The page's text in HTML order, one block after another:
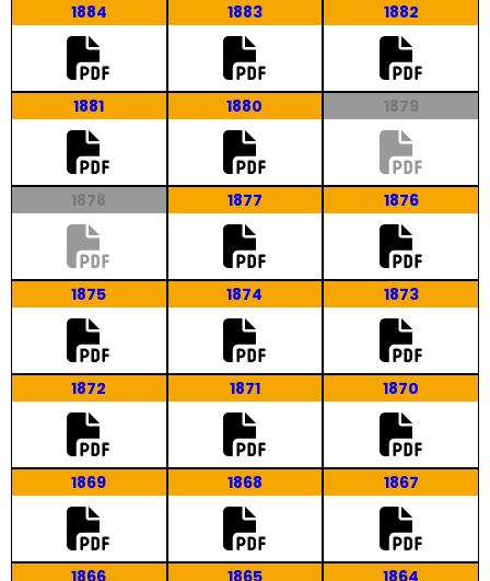
1884 1883 1882
1881 1880 1879
1878 1877 1876
1875 1874 1873
1872 1871 1870
1869 1868 1867
1866 1865 1864